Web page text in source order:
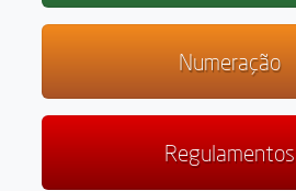
Numeração
Regulamentos